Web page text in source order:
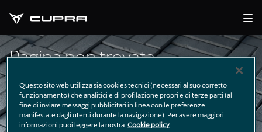
Pagina non trovata
Questo sito web utilizza sia cookies tecnici (necessari al suo corretto
funzionamento) che analitici e di profilazione propri e di terze parti (al
fine di inviare messaggi pubblicitari in linea con le preferenze
manifestate dagli utenti durante la navigazione). Per avere maggiori
informazioni puoi leggere la nostra Cookie policy